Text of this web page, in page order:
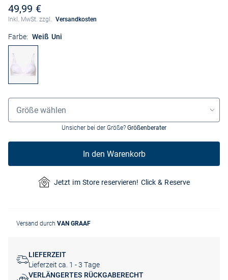
49,99 €
Inkl. MwSt. zzgl. Versandkosten
Farbe: Weiß Uni
Größenauswahl
Größe wählen
Unsicher bei der Größe? Größenberater
In den Warenkorb
Jetzt im Store reservieren! Click & Reserve
Versand durch VAN GRAAF
LIEFERZEIT
Lieferzeit ca. 1 - 3 Tage
VERLÄNGERTES RÜCKGABERECHT